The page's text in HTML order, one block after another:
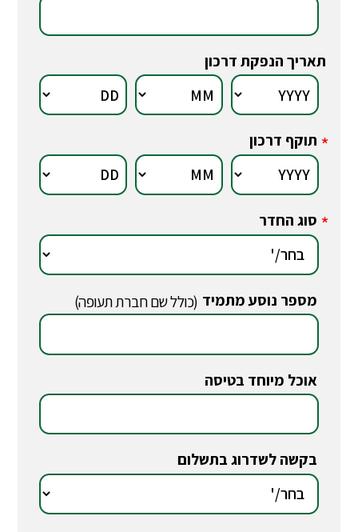
תאריך הנפקת דרכון
* תוקף דרכון
* סוג החדר
מספר נוסע מתמיד (כולל שם חברת תעופה)
אוכל מיוחד בטיסה
בקשה לשדרוג בתשלום